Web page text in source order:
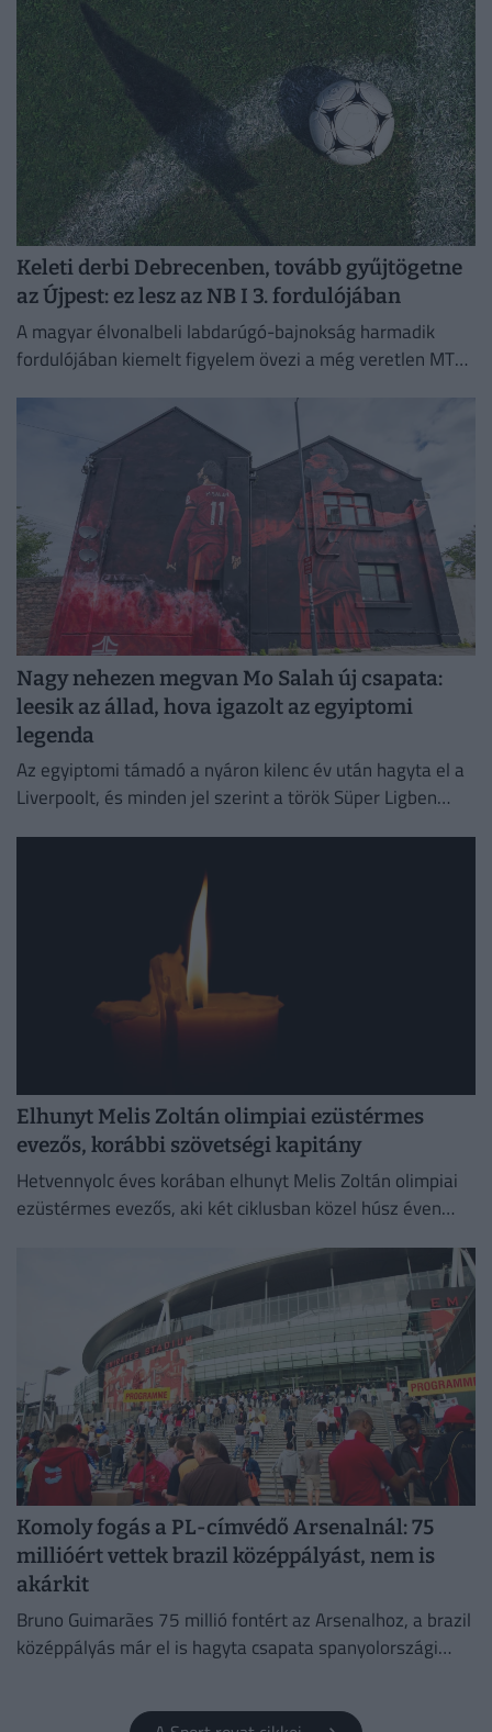
Keleti derbi Debrecenben, tovább gyűjtögetne
az Újpest: ez lesz az NB I 3. fordulójában
A magyar élvonalbeli labdarúgó-bajnokság harmadik
fordulójában kiemelt figyelem övezi a még veretlen MTK
Nagy nehezen megvan Mo Salah új csapata:
leesik az állad, hova igazolt az egyiptomi
legenda
Az egyiptomi támadó a nyáron kilenc év után hagyta el a
Liverpoolt, és minden jel szerint a török Süper Ligben
Elhunyt Melis Zoltán olimpiai ezüstérmes
evezős, korábbi szövetségi kapitány
Hetvennyolc éves korában elhunyt Melis Zoltán olimpiai
ezüstérmes evezős, aki két ciklusban közel húsz éven
Komoly fogás a PL-címvédő Arsenalnál: 75
millióért vettek brazil középpályást, nem is
akárkit
Bruno Guimarães 75 millió fontért az Arsenalhoz, a brazil
középpályás már el is hagyta csapata spanyolországi